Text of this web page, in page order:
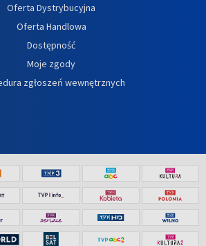
Oferta Dystrybucyjna
Oferta Handlowa
Dostępność
Moje zgody
zgłoszeń wewnętrznych